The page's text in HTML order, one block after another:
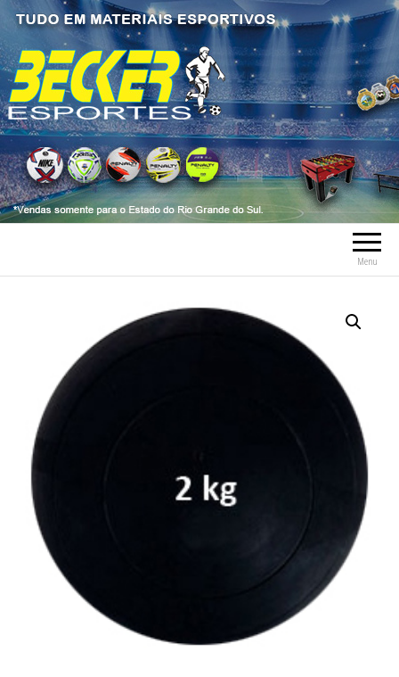
Becker Esportes
Tudo em Material Esportivo tais como
bolas, meia, troféus, chuteiras, tênis, tênis
futsal, material esportivo, caneleiras,
tornozeleiras, fardamentos.
Menu